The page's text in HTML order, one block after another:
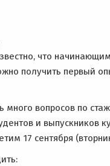
что начинающим
получить первый
много вопросов по
и выпускников
17 сентября